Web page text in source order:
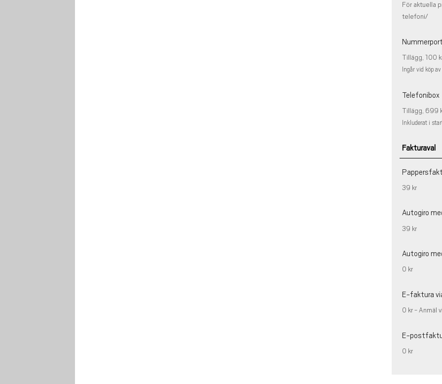
För aktuella
telefoni/
Tillägg, 100
Ingår vid köp
Telefonibox
Tillägg, 699
Inkluderat i
Fakturaval
39 kr
Autogiro
39 kr
Autogiro
0 kr
E-faktura
0 kr - Anmäl
E-
0 kr